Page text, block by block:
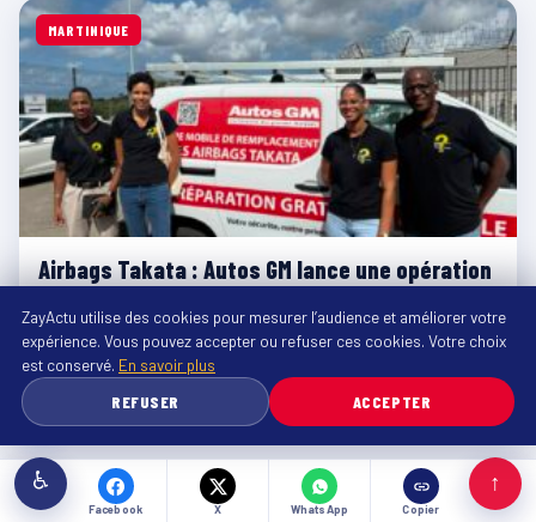
MARTINIQUE
Airbags Takata : Autos GM lance une opération
de terrain pour retrouver les derniers
véhicules concernés
Jusqu'au 31 août 2026, la concession automobile Autos GM
mène une vaste opération de terrain à travers la…
07/08/2026 · 10h35
Facebook X WhatsApp Copier
♿ ↑
ZayActu utilise des cookies pour mesurer l’audience et améliorer votre
expérience. Vous pouvez accepter ou refuser ces cookies. Votre choix
est conservé. En savoir plus
REFUSER
ACCEPTER